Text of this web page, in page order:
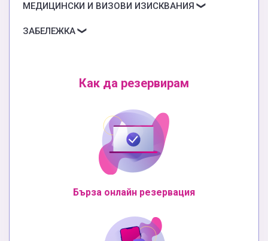
МЕДИЦИНСКИ И ВИЗОВИ ИЗИСКВАНИЯ
ЗАБЕЛЕЖКА
Как да резервирам
Бърза онлайн резервация